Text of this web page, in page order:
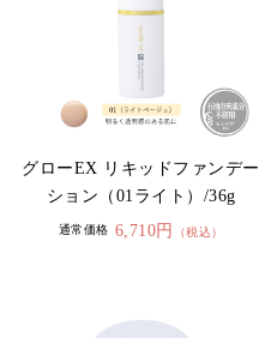
グローEX リキッドファンデー
ション（01ライト）/36g
通常価格 6,710円 （税込）